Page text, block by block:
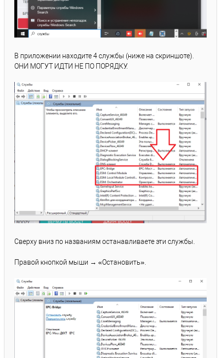
В приложении находите 4 службы (ниже на скриншоте).
ОНИ МОГУТ ИДТИ НЕ ПО ПОРЯДКУ.
Сверху вниз по названиям останавливаете эти службы.
Правой кнопкой мыши → «Остановить».